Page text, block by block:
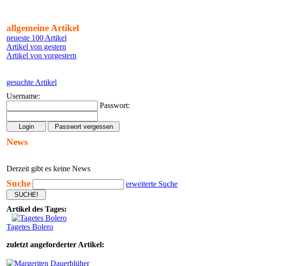
allgemeine Artikel
neueste 100 Artikel
Artikel von gestern
Artikel von vorgestern
gesuchte Artikel
Username:
Passwort:
News
Derzeit gibt es keine News
Suche erweiterte Suche
Artikel des Tages:
Tagetes Bolero
zuletzt angeforderter Artikel: